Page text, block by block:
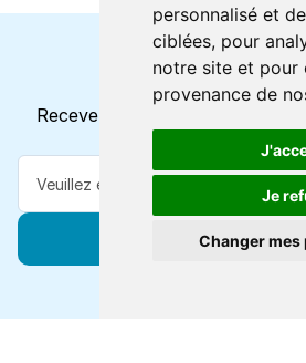
personnalisé et
ciblées, pour
notre site et pour
provenance de
Je
Changer mes
Horaires et
Recevez toutes les mises à
S'abonner